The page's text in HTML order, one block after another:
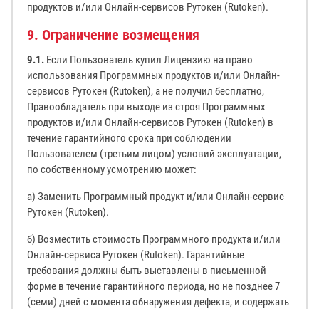
продуктов и/или Онлайн-сервисов Рутокен (Rutoken).
9. Ограничение возмещения
9.1. Если Пользователь купил Лицензию на право
использования Программных продуктов и/или Онлайн-
сервисов Рутокен (Rutoken), а не получил бесплатно,
Правообладатель при выходе из строя Программных
продуктов и/или Онлайн-сервисов Рутокен (Rutoken) в
течение гарантийного срока при соблюдении
Пользователем (третьим лицом) условий эксплуатации,
по собственному усмотрению может:
а) Заменить Программный продукт и/или Онлайн-сервис
Рутокен (Rutoken).
б) Возместить стоимость Программного продукта и/или
Онлайн-сервиса Рутокен (Rutoken). Гарантийные
требования должны быть выставлены в письменной
форме в течение гарантийного периода, но не позднее 7
(семи) дней с момента обнаружения дефекта, и содержать